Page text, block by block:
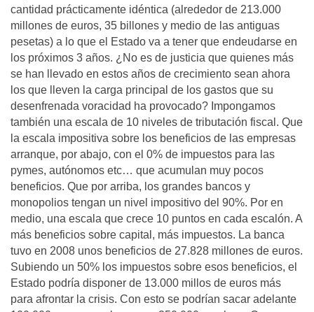
cantidad prácticamente idéntica (alrededor de 213.000
millones de euros, 35 billones y medio de las antiguas
pesetas) a lo que el Estado va a tener que endeudarse en
los próximos 3 años. ¿No es de justicia que quienes más
se han llevado en estos años de crecimiento sean ahora
los que lleven la carga principal de los gastos que su
desenfrenada voracidad ha provocado? Impongamos
también una escala de 10 niveles de tributación fiscal. Que
la escala impositiva sobre los beneficios de las empresas
arranque, por abajo, con el 0% de impuestos para las
pymes, autónomos etc… que acumulan muy pocos
beneficios. Que por arriba, los grandes bancos y
monopolios tengan un nivel impositivo del 90%. Por en
medio, una escala que crece 10 puntos en cada escalón. A
más beneficios sobre capital, más impuestos. La banca
tuvo en 2008 unos beneficios de 27.828 millones de euros.
Subiendo un 50% los impuestos sobre esos beneficios, el
Estado podría disponer de 13.000 millos de euros más
para afrontar la crisis. Con esto se podrían sacar adelante